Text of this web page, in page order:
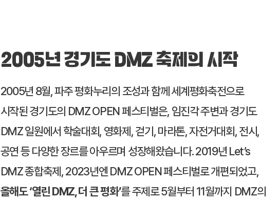
2005년 경기도 DMZ 축제의 시작
2005년 8월, 파주 평화누리의 조성과 함께 세계평화축전으로
시작된 경기도의 DMZ OPEN 페스티벌은, 임진각 주변과 경기도
DMZ 일원에서 학술대회, 영화제, 걷기, 마라톤, 자전거대회, 전시,
공연 등 다양한 장르를 아우르며 성장해왔습니다. 2019년 Let’s
DMZ 종합축제, 2023년엔 DMZ OPEN 페스티벌로 개편되었고,
올해도 ‘열린 DMZ, 더 큰 평화’를 주제로 5월부터 11월까지 DMZ의